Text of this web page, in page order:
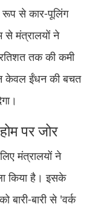
रूप से कार-पूलिंग
से मंत्रालयों ने
तक की कमी
न केवल ईंधन की बचत
पर जोर
मंत्रालयों ने
किया है। इसके
बारी-बारी से 'वर्क